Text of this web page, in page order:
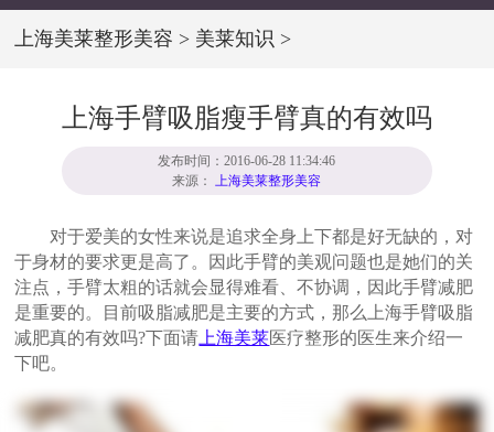
上海美莱整形美容 > 美莱知识 >
上海手臂吸脂瘦手臂真的有效吗
发布时间：2016-06-28 11:34:46
来源：上海美莱整形美容
对于爱美的女性来说是追求全身上下都是好无缺的，对
于身材的要求更是高了。因此手臂的美观问题也是她们的关
注点，手臂太粗的话就会显得难看、不协调，因此手臂减肥
是重要的。目前吸脂减肥是主要的方式，那么上海手臂吸脂
减肥真的有效吗?下面请 上海美莱医疗整形的医生来介绍一
下吧。